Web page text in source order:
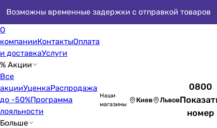
Возможны временные задержки с отправкой товаров
О
компанииКонтактыОплата
и доставкаУслуги
% Акции
Все
акцииУценкаРаспродажа
до -50%Программа
лояльности
Больше
Наши
магазины
Киев Львов
0800
номер